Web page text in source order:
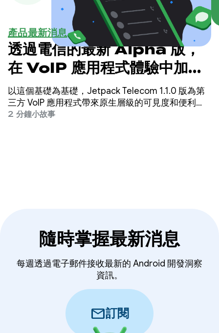
產品最新消息
透過電信的最新 Alpha 版，
在 VoIP 應用程式體驗中加入
原生可見度
以這個基礎為基礎，Jetpack Telecom 1.1.0 版為第
三方 VoIP 應用程式帶來原生層級的可見度和便利
性。
2 分鐘小故事
隨時掌握最新消息
每週透過電子郵件接收最新的 Android 開發洞察
資訊。
mail訂閱